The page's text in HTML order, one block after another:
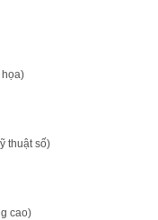
thuật số)
cao)